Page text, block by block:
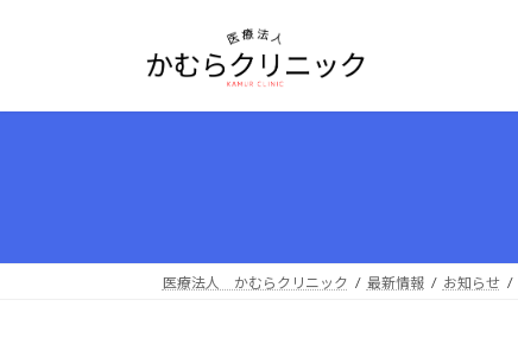
プ
動
医療法人 かむらクリニック 最新情報 お知らせ